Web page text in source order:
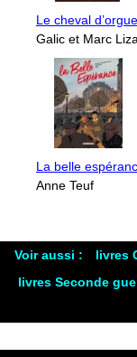
Le cheval
Galic et Marc
La belle
Anne Teuf
Voir aussi : livres
livres Seconde